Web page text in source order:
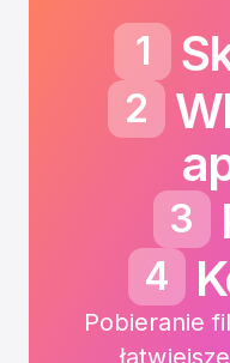
1
2
3
4
Pobieranie